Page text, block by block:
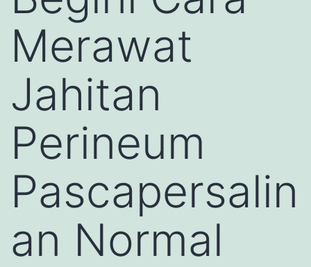
Merawat
Jahitan
Perineum
Pascapersalin
an Normal